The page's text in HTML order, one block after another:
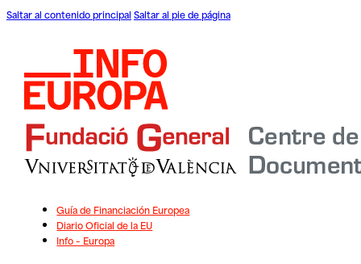
Saltar al contenido principal Saltar al pie de página
Guía de Financiación Europea
Diario Oficial de la EU
Info – Europa